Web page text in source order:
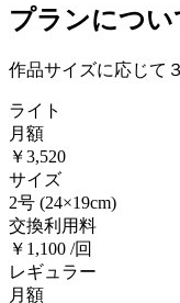
プランについ
作品サイズに応じて
ライト
月額
￥3,520
サイズ
2号 (24×19cm)
交換利用料
￥1,100 /回
レギュラー
月額